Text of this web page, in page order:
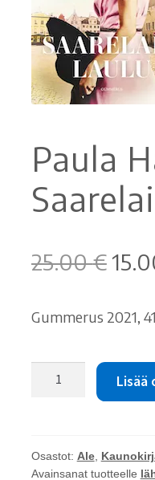
Ostoskori
Tilaus- ja
Paula
25.00€
oli:
Gummerus 2021,
Lisää
Osastot: Ale,
Avainsanat tuotteelle